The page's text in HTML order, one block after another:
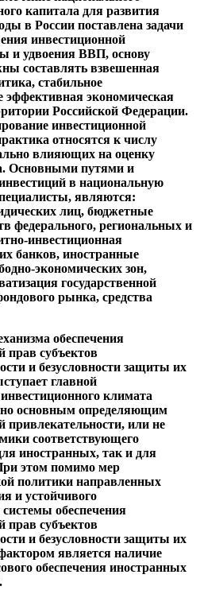
капитала для развития
в России поставлена задачи
инвестиционной
и удвоения ВВП, основу
составлять взвешенная
стабильное
эффективная экономическая
Российской Федерации.
инвестиционной
относятся к числу
влияющих на оценку
Основными путями и
в национальную
являются:
лиц, бюджетные
федерального, региональных и
инвестиционная
банков, иностранные
экономических зон,
государственной
рынка, средства
обеспечения
прав субъектов
и безусловности защиты их
главной
климата
основным определяющим
привлекательности, или не
соответствующего
иностранных, так и для
этом помимо мер
политики направленных
и устойчивого
обеспечения
прав субъектов
и безусловности защиты их
является наличие
обеспечения иностранных